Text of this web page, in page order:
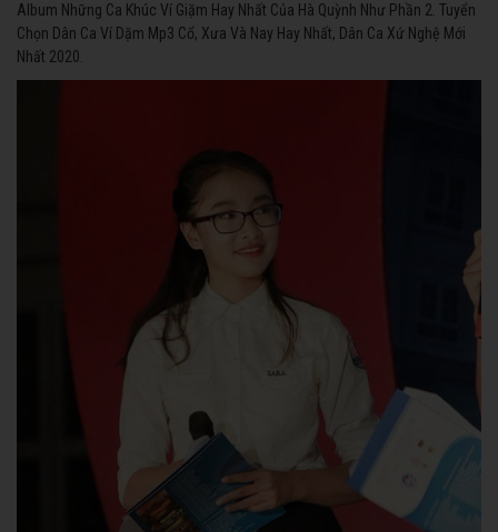
Album Những Ca Khúc Ví Giặm Hay Nhất Của Hà Quỳnh Như Phần 2. Tuyển
Chọn Dân Ca Ví Dặm Mp3 Cổ, Xưa Và Nay Hay Nhất, Dân Ca Xứ Nghệ Mới
Nhất 2020.